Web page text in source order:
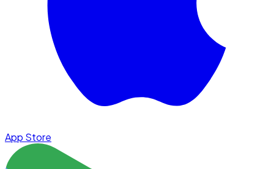
App Store